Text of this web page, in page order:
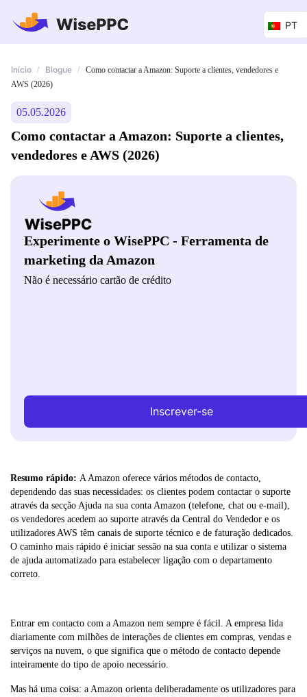
PT
Início / Blogue /
Como contactar a Amazon: Suporte a clientes, vendedores e
AWS (2026)
05.05.2026
Como contactar a Amazon: Suporte a clientes,
vendedores e AWS (2026)
Experimente o WisePPC - Ferramenta de
marketing da Amazon
Não é necessário cartão de crédito
Inscrever-se
Resumo rápido: A Amazon oferece vários métodos de contacto,
dependendo das suas necessidades: os clientes podem contactar o suporte
através da secção Ajuda na sua conta Amazon (telefone, chat ou e-mail),
os vendedores acedem ao suporte através da Central do Vendedor e os
utilizadores AWS têm canais de suporte técnico e de faturação dedicados.
O caminho mais rápido é iniciar sessão na sua conta e utilizar o sistema
de ajuda automatizado para estabelecer ligação com o departamento
correto.
Entrar em contacto com a Amazon nem sempre é fácil. A empresa lida
diariamente com milhões de interações de clientes em compras, vendas e
serviços na nuvem, o que significa que o método de contacto depende
inteiramente do tipo de apoio necessário.
Mas há uma coisa: a Amazon orienta deliberadamente os utilizadores para